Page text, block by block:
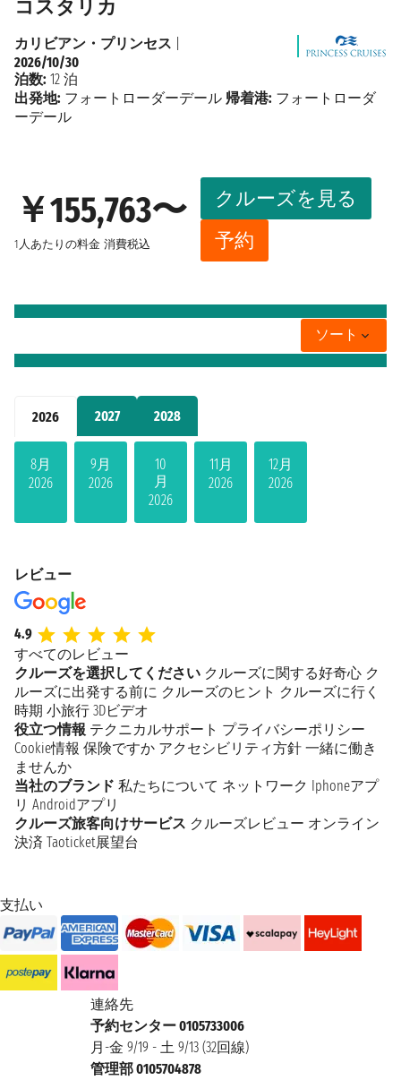
2026 2027 2028
8月
2026
9月
2026
10
月
2026
11月
2026
12月
2026
コスタリカ
￥155,763〜
1人あたりの料金 消費税込
クルーズを見る
予約
カリビアン・プリンセス
2026/10/30
泊数: 12 泊
出発地: フォートローダーデール 帰着港: フォートローダ
ーデール
ソート
レビュー
4.9
すべてのレビュー
クルーズを選択してください クルーズに関する好奇心 ク
ルーズに出発する前に クルーズのヒント クルーズに行く
時期 小旅行 3Dビデオ
役立つ情報 テクニカルサポート プライバシーポリシー
Cookie情報 保険ですか アクセシビリティ方針 一緒に働き
ませんか
当社のブランド 私たちについて ネットワーク Iphoneアプ
リ Androidアプリ
クルーズ旅客向けサービス クルーズレビュー オンライン
決済 Taoticket展望台
支払い
連絡先
予約センター 0105733006
月-金 9/19 - 土 9/13 (32回線)
管理部 0105704878